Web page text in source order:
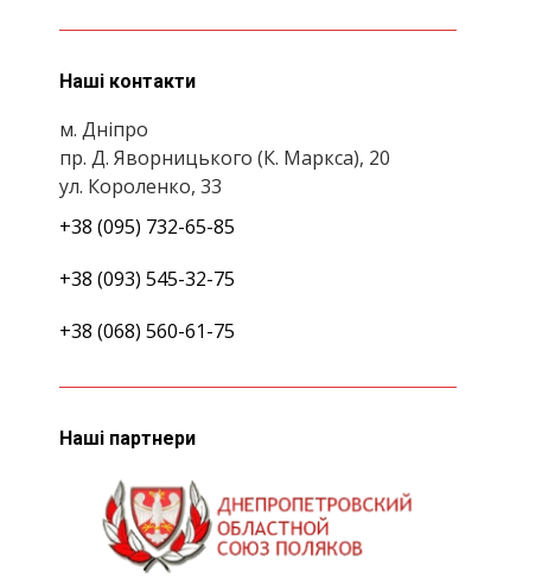
Наші контакти
м. Дніпро
пр. Д. Яворницького (К. Маркса), 20
ул. Короленко, 33
+38 (095) 732-65-85
+38 (093) 545-32-75
+38 (068) 560-61-75
Наші партнери